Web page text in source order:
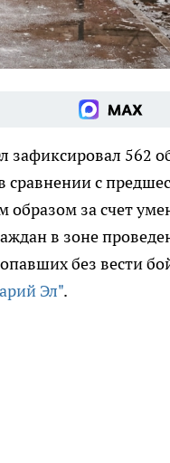
зафиксировал 562
сравнении с
образом за счет
в зоне
без вести
Эл".